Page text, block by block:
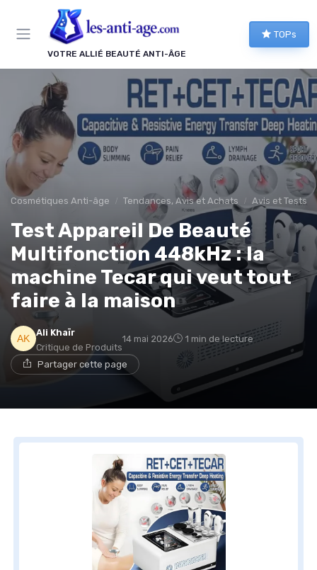
VOTRE ALLIÉ BEAUTÉ ANTI-ÂGE
TOPs
Cosmétiques Anti-âge Tendances, Avis et Achats Avis et Tests
Test Appareil De Beauté
Multifonction 448kHz : la
machine Tecar qui veut tout
faire à la maison
Ali Khaïr
Critique de Produits
14 mai 2026 1 min de lecture
Partager cette page
Panneau de gestion des cookies